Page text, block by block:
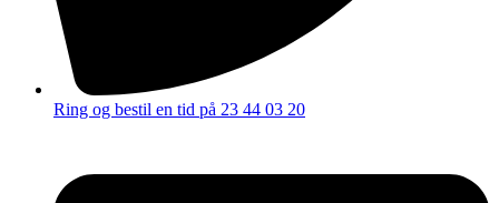
Ring og bestil en tid på 23 44 03 20